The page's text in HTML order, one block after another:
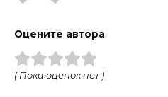
Оцените автора
( Пока оценок нет )